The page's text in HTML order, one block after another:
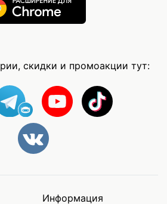
скидки и промоакции тут:
Информация